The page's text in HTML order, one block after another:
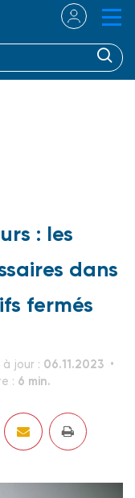
: les
dans
fermés
à jour : 06.11.2023
: 6 min.